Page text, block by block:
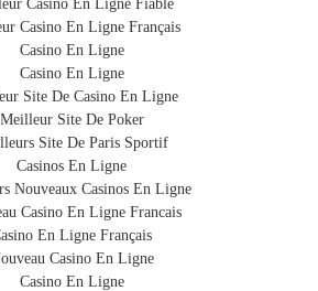
le système de traçabilité de ma
votre housse BibeliB sur le site
ou avec votre smartphone en flashant
est égaré - comme 30 millions
par an.
aéroportuaire identifie immédiatement
les autres bagages perdus et vous
alerte par email et par sms.
vous restitue votre bagage.
EXTENSIBLE
sur la majorité des valises qui vont en
soute (de 60 à 86 cm).
PROTECTRICE
votre valise contre les rayures et les
dommages légers.
Casino En Ligne Fiable
Casino En Ligne Français
Casino En Ligne
Casino En Ligne
Site De Casino En Ligne
Meilleur Site De Poker
Site De Paris Sportif
Casinos En Ligne
Nouveaux Casinos En Ligne
Casino En Ligne Francais
En Ligne Français
Casino En Ligne
Casino En Ligne